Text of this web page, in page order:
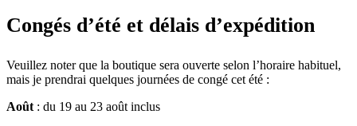
Congés d’été et délais d’expédition
Veuillez noter que la boutique sera ouverte selon l’horaire habituel,
mais je prendrai quelques journées de congé cet été :
Août : du 19 au 23 août inclus